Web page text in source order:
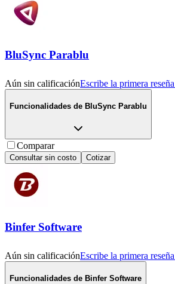
BluSync Parablu
Aún sin calificaciónEscribe la primera reseña
Funcionalidades de BluSync Parablu
Comparar
Consultar sin costo Cotizar
Binfer Software
Aún sin calificaciónEscribe la primera reseña
Funcionalidades de Binfer Software